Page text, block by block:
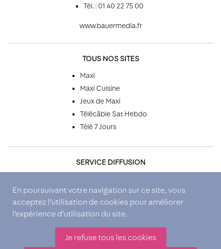
En poursuivant votre navigation sur ce site, vous
acceptez l’utilisation de cookies pour améliorer
l’expérience d’utilisation du site.
Tél. : 01 40 22 75 00
www.bauermedia.fr
TOUS NOS SITES
Maxi
Maxi Cuisine
Jeux de Maxi
Télécâble Sat Hebdo
Télé 7 Jours
SERVICE DIFFUSION
Par email
Par courrier